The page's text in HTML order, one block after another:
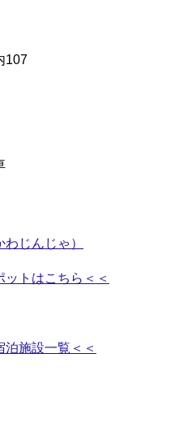
107
じんじゃ）
トはこちら＜＜
泊施設一覧＜＜